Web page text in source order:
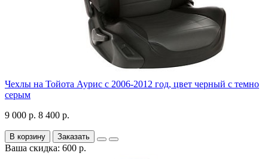
Чехлы на Тойота Аурис с 2006-2012 год, цвет черный с темно
серым
9 000 р. 8 400 р.
В корзину Заказать
Ваша скидка: 600 р.